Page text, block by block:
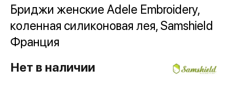
ЗООТОВАРЫ
Для собаки
Сувениры/Подарки
Бриджи женские Adele Embroidery,
коленная силиконовая лея, Samshield
Франция
Нет в наличии